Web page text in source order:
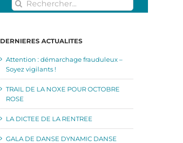
DERNIERES ACTUALITES
Attention : démarchage frauduleux –
Soyez vigilants !
TRAIL DE LA NOXE POUR OCTOBRE
ROSE
LA DICTEE DE LA RENTREE
GALA DE DANSE DYNAMIC DANSE